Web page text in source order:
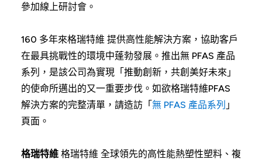
參加線上研討會。
160 多年來格瑞特維 提供高性能解決方案，協助客戶
在最具挑戰性的環境中蓬勃發展。推出無 PFAS 產品
系列，是該公司為實現「推動創新，共創美好未來」
的使命所邁出的又一重要步伐。如欲格瑞特維PFAS
解決方案的完整清單，請造訪「無 PFAS 產品系列 」
頁面。
格瑞特維 格瑞特維 全球領先的高性能熱塑性塑料、複